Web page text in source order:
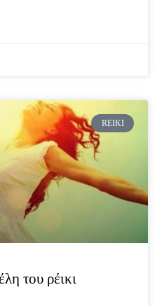
REIKI
του ρέικι